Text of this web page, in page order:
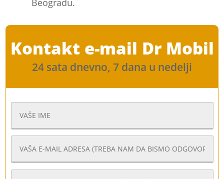
Beogradu.
Kontakt e-mail Dr Mobil
24 sata dnevno, 7 dana u nedelji
Dr.Mobil otkup telefona